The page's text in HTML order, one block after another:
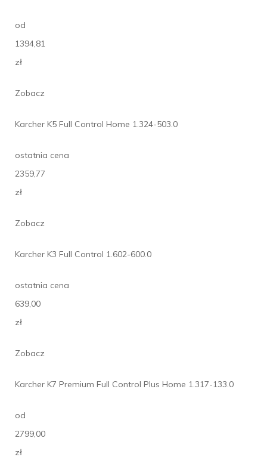
od
1394,81
zł
Zobacz
Karcher K5 Full Control Home 1.324-503.0
ostatnia cena
2359,77
zł
Zobacz
Karcher K3 Full Control 1.602-600.0
ostatnia cena
639,00
zł
Zobacz
Karcher K7 Premium Full Control Plus Home 1.317-133.0
od
2799,00
zł